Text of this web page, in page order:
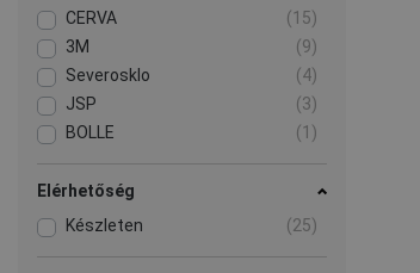
CERVA
(15)
3M
(9)
Severosklo
(4)
JSP
(3)
BOLLE
(1)
Elérhetőség
Készleten
(25)